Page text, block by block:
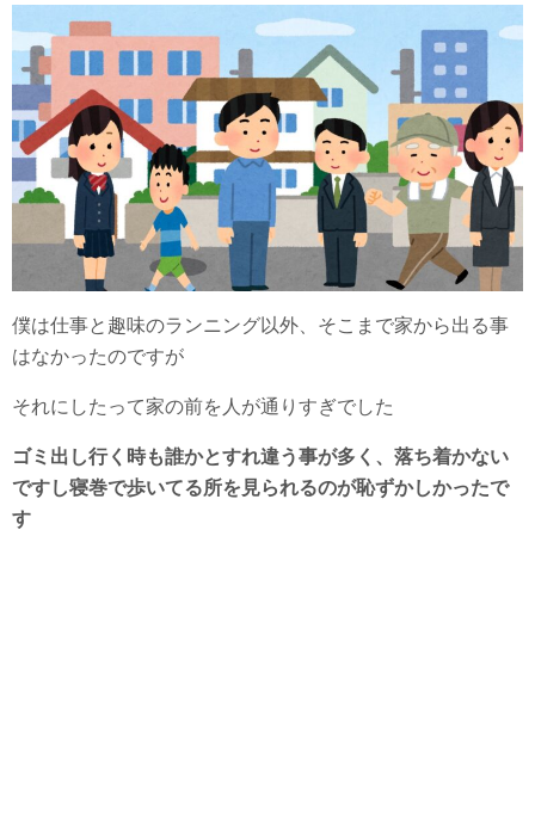
僕は仕事と趣味のランニング以外、そこまで家から出る事
はなかったのですが
それにしたって家の前を人が通りすぎでした
ゴミ出し行く時も誰かとすれ違う事が多く、落ち着かない
ですし寝巻で歩いてる所を見られるのが恥ずかしかったで
す